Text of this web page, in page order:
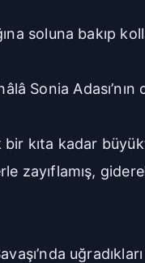
soluna bakıp
Sonia Adası’nın
kıta kadar
zayıflamış,